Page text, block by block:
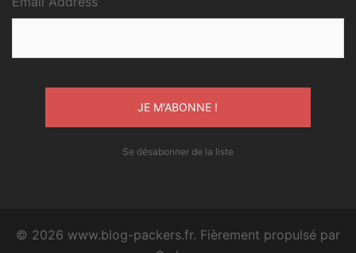
Se désabonner de la liste
© 2026 www.blog-packers.fr. Fièrement propulsé par